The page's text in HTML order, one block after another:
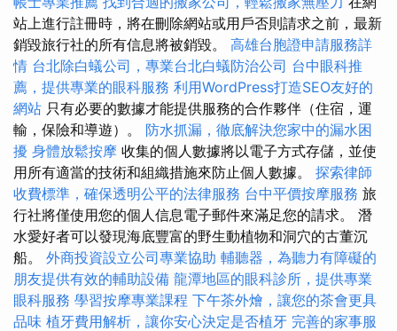
站上進行註冊時，將在刪除網站或用戶否則請求之前，最新
銷毀旅行社的所有信息將被銷毀。 高雄台胞證申請服務詳
情 台北除白蟻公司，專業台北白蟻防治公司 台中眼科推
薦，提供專業的眼科服務 利用WordPress打造SEO友好的
網站 只有必要的數據才能提供服務的合作夥伴（住宿，運
輸，保險和導遊）。 防水抓漏，徹底解決您家中的漏水困
擾 身體放鬆按摩 收集的個人數據將以電子方式存儲，並使
用所有適當的技術和組織措施來防止個人數據。 探索律師
收費標準，確保透明公平的法律服務 台中平價按摩服務 旅
行社將僅使用您的個人信息電子郵件來滿足您的請求。 潛
水愛好者可以發現海底豐富的野生動植物和洞穴的古董沉
船。 外商投資設立公司專業協助 輔聽器，為聽力有障礙的
朋友提供有效的輔助設備 龍潭地區的眼科診所，提供專業
眼科服務 學習按摩專業課程 下午茶外燴，讓您的茶會更具
品味 植牙費用解析，讓你安心決定是否植牙 完善的家事服